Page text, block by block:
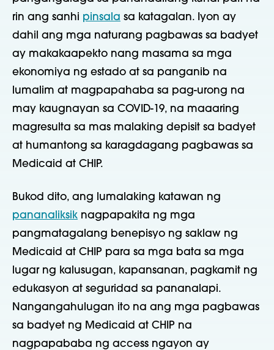
rin ang sanhi pinsala sa katagalan. Iyon ay
dahil ang mga naturang pagbawas sa badyet
ay makakaapekto nang masama sa mga
ekonomiya ng estado at sa panganib na
lumalim at magpapahaba sa pag-urong na
may kaugnayan sa COVID-19, na maaaring
magresulta sa mas malaking depisit sa badyet
at humantong sa karagdagang pagbawas sa
Medicaid at CHIP.
Bukod dito, ang lumalaking katawan ng
pananaliksik nagpapakita ng mga
pangmatagalang benepisyo ng saklaw ng
Medicaid at CHIP para sa mga bata sa mga
lugar ng kalusugan, kapansanan, pagkamit ng
edukasyon at seguridad sa pananalapi.
Nangangahulugan ito na ang mga pagbawas
sa badyet ng Medicaid at CHIP na
nagpapababa ng access ngayon ay